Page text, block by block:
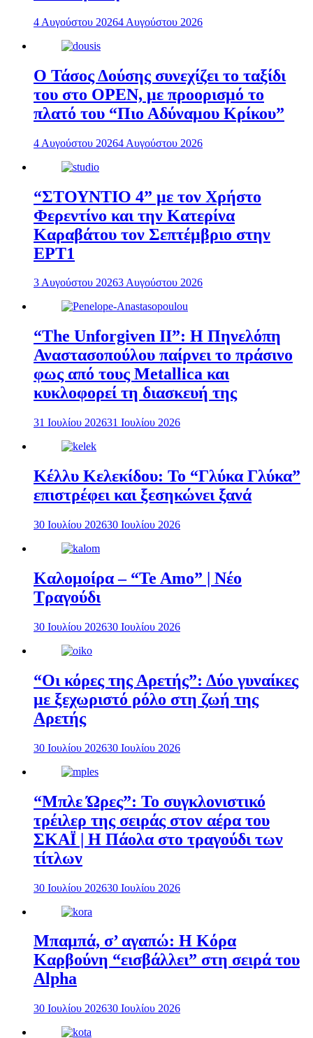
4 Αυγούστου 20264 Αυγούστου 2026
Ο Τάσος Δούσης συνεχίζει το ταξίδι
του στο OPEN, με προορισμό το
πλατό του “Πιο Αδύναμου Κρίκου”
4 Αυγούστου 20264 Αυγούστου 2026
“ΣΤΟΥΝΤΙΟ 4” με τον Χρήστο
Φερεντίνο και την Κατερίνα
Καραβάτου τον Σεπτέμβριο στην
ΕΡΤ1
3 Αυγούστου 20263 Αυγούστου 2026
“The Unforgiven II”: Η Πηνελόπη
Αναστασοπούλου παίρνει το πράσινο
φως από τους Metallica και
κυκλοφορεί τη διασκευή της
31 Ιουλίου 202631 Ιουλίου 2026
Κέλλυ Κελεκίδου: Το “Γλύκα Γλύκα”
επιστρέφει και ξεσηκώνει ξανά
30 Ιουλίου 202630 Ιουλίου 2026
Καλομοίρα – “Te Amo” | Νέο
Τραγούδι
30 Ιουλίου 202630 Ιουλίου 2026
“Οι κόρες της Αρετής”: Δύο γυναίκες
με ξεχωριστό ρόλο στη ζωή της
Αρετής
30 Ιουλίου 202630 Ιουλίου 2026
“Μπλε Ώρες”: Το συγκλονιστικό
τρέιλερ της σειράς στον αέρα του
ΣΚΑΪ | Η Πάολα στο τραγούδι των
τίτλων
30 Ιουλίου 202630 Ιουλίου 2026
Μπαμπά, σ’ αγαπώ: Η Κόρα
Καρβούνη “εισβάλλει” στη σειρά του
Alpha
30 Ιουλίου 202630 Ιουλίου 2026